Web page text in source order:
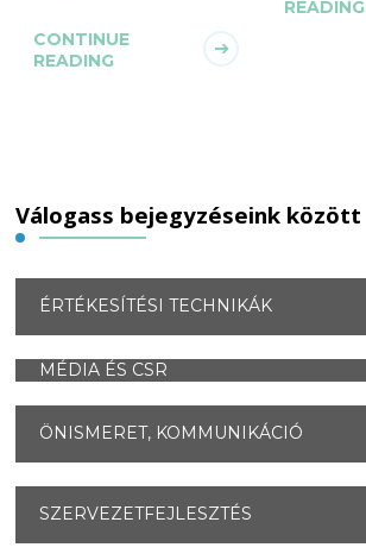
READING
CONTINUE
READING
Válogass bejegyzéseink között
ÉRTÉKESÍTÉSI TECHNIKÁK
MÉDIA ÉS CSR
ÖNISMERET, KOMMUNIKÁCIÓ
SZERVEZETFEJLESZTÉS